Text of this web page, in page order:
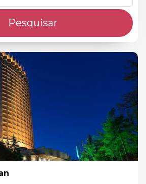
Pesquisar